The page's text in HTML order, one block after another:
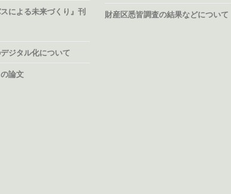
スによる未来づくり』刊
ジタル化について
の論文
財産区悉皆調査の結果などについて